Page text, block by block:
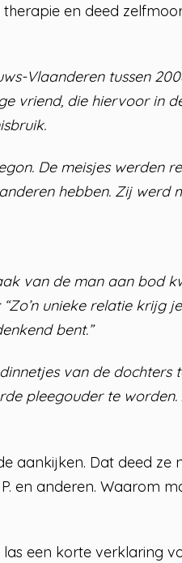
en deed
Vlaanderen tussen
vriend, die hiervoor in
De meisjes werden
hebben. Zij werd
van de man aan bod
unieke relatie krijg
bent.”
van de dochters
pleegouder te
aankijken. Dat deed ze
en anderen. Waarom
een korte verklaring